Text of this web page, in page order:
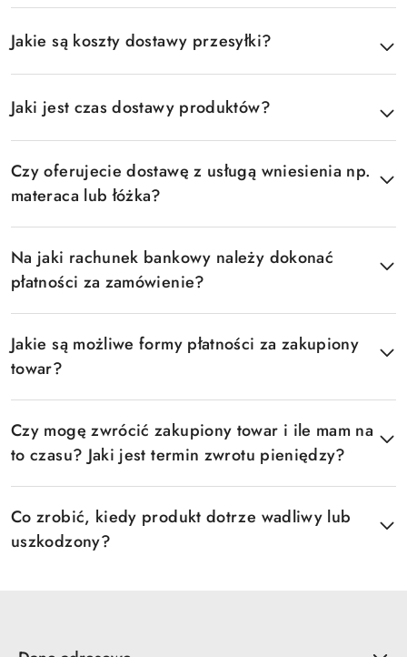
Jakie są koszty dostawy przesyłki?
Jaki jest czas dostawy produktów?
Czy oferujecie dostawę z usługą wniesienia np.
materaca lub łóżka?
Na jaki rachunek bankowy należy dokonać
płatności za zamówienie?
Jakie są możliwe formy płatności za zakupiony
towar?
Czy mogę zwrócić zakupiony towar i ile mam na
to czasu? Jaki jest termin zwrotu pieniędzy?
Co zrobić, kiedy produkt dotrze wadliwy lub
uszkodzony?